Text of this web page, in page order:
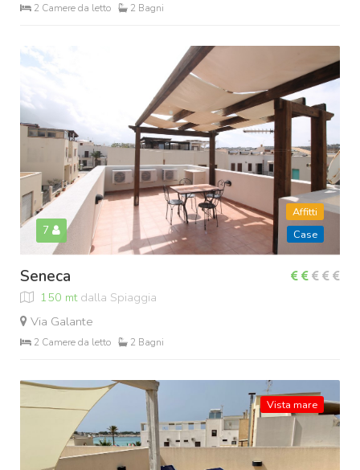
2 Camere da letto 2 Bagni
7
Affitti
Case
Seneca
150 mtdalla Spiaggia
Via Galante
2 Camere da letto 2 Bagni
Vista mare